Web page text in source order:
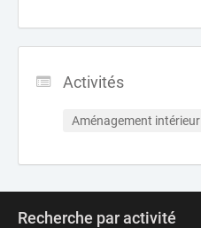
Activités
Aménagement intérieur
Recherche par activité